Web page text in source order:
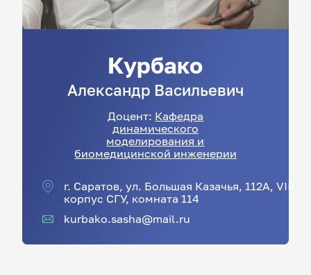
Курбако
Александр Васильевич
Доцент: Кафедра
динамического
моделирования и
биомедицинской инженерии
г. Саратов, ул. Большая Казачья, 112А, VIII
корпус СГУ, комната 114
kurbako.sasha@mail.ru